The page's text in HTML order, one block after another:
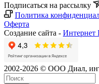
Подписаться на рассылку
Политика
Оферта
Создание сайта - Интернет
2002-2026 © ООО Диал,